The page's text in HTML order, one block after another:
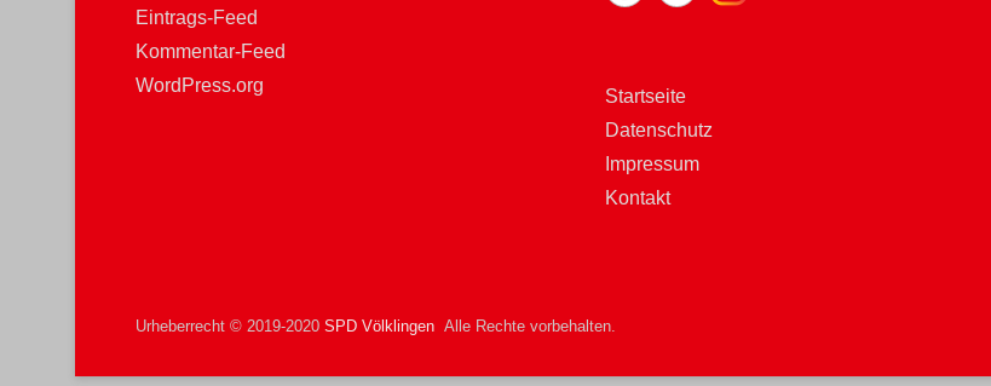
Eintrags-Feed
Kommentar-Feed
WordPress.org
Startseite
Datenschutz
Impressum
Kontakt
Urheberrecht © 2019-2020 SPD Völklingen Alle Rechte vorbehalten.